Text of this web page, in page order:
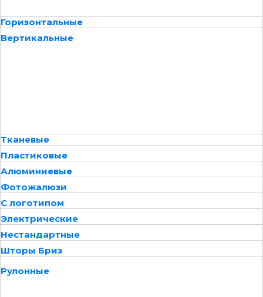
Горизонтальные
Вертикальные
Тканевые
Пластиковые
Алюминиевые
Фотожалюзи
С логотипом
Электрические
Нестандартные
Шторы Бриз
Рулонные